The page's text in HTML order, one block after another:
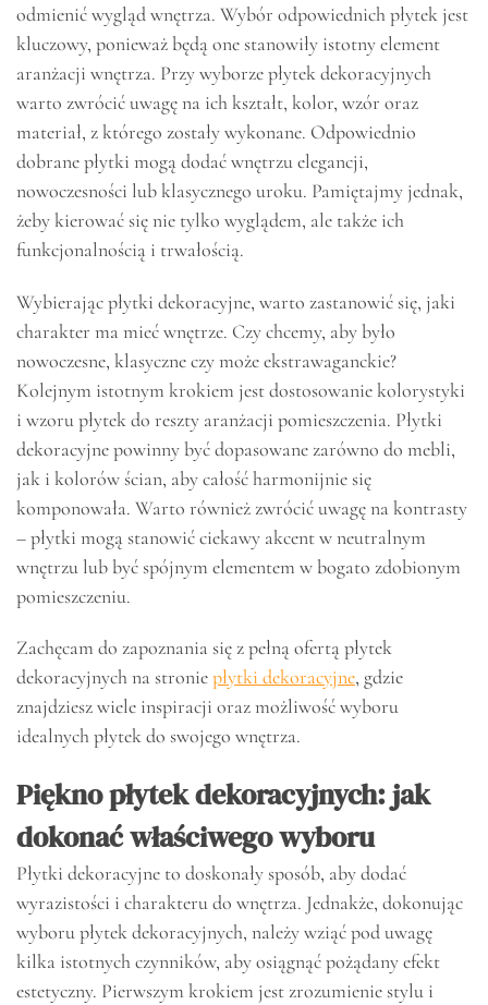
odmienić wygląd wnętrza. Wybór odpowiednich płytek jest
kluczowy, ponieważ będą one stanowiły istotny element
aranżacji wnętrza. Przy wyborze płytek dekoracyjnych
warto zwrócić uwagę na ich kształt, kolor, wzór oraz
materiał, z którego zostały wykonane. Odpowiednio
dobrane płytki mogą dodać wnętrzu elegancji,
nowoczesności lub klasycznego uroku. Pamiętajmy jednak,
żeby kierować się nie tylko wyglądem, ale także ich
funkcjonalnością i trwałością.
Wybierając płytki dekoracyjne, warto zastanowić się, jaki
charakter ma mieć wnętrze. Czy chcemy, aby było
nowoczesne, klasyczne czy może ekstrawaganckie?
Kolejnym istotnym krokiem jest dostosowanie kolorystyki
i wzoru płytek do reszty aranżacji pomieszczenia. Płytki
dekoracyjne powinny być dopasowane zarówno do mebli,
jak i kolorów ścian, aby całość harmonijnie się
komponowała. Warto również zwrócić uwagę na kontrasty
– płytki mogą stanowić ciekawy akcent w neutralnym
wnętrzu lub być spójnym elementem w bogato zdobionym
pomieszczeniu.
Zachęcam do zapoznania się z pełną ofertą płytek
dekoracyjnych na stroniepłytki dekoracyjne, gdzie
znajdziesz wiele inspiracji oraz możliwość wyboru
idealnych płytek do swojego wnętrza.
Piękno płytek dekoracyjnych: jak
dokonać właściwego wyboru
Płytki dekoracyjne to doskonały sposób, aby dodać
wyrazistości i charakteru do wnętrza. Jednakże, dokonując
wyboru płytek dekoracyjnych, należy wziąć pod uwagę
kilka istotnych czynników, aby osiągnąć pożądany efekt
estetyczny. Pierwszym krokiem jest zrozumienie stylu i